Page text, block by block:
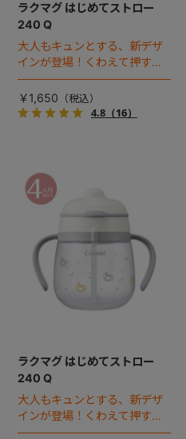
ラクマグ はじめてストロー
240 Q
大人もキュンとする、新デザ
インが登場！くわえて押すだ
けで飲み物が出る、ストロー
飲みにチャレンジ！
￥1,650
4.8（16）
ラクマグ はじめてストロー
240 Q
大人もキュンとする、新デザ
インが登場！くわえて押すだ
けで飲み物が出る、ストロー